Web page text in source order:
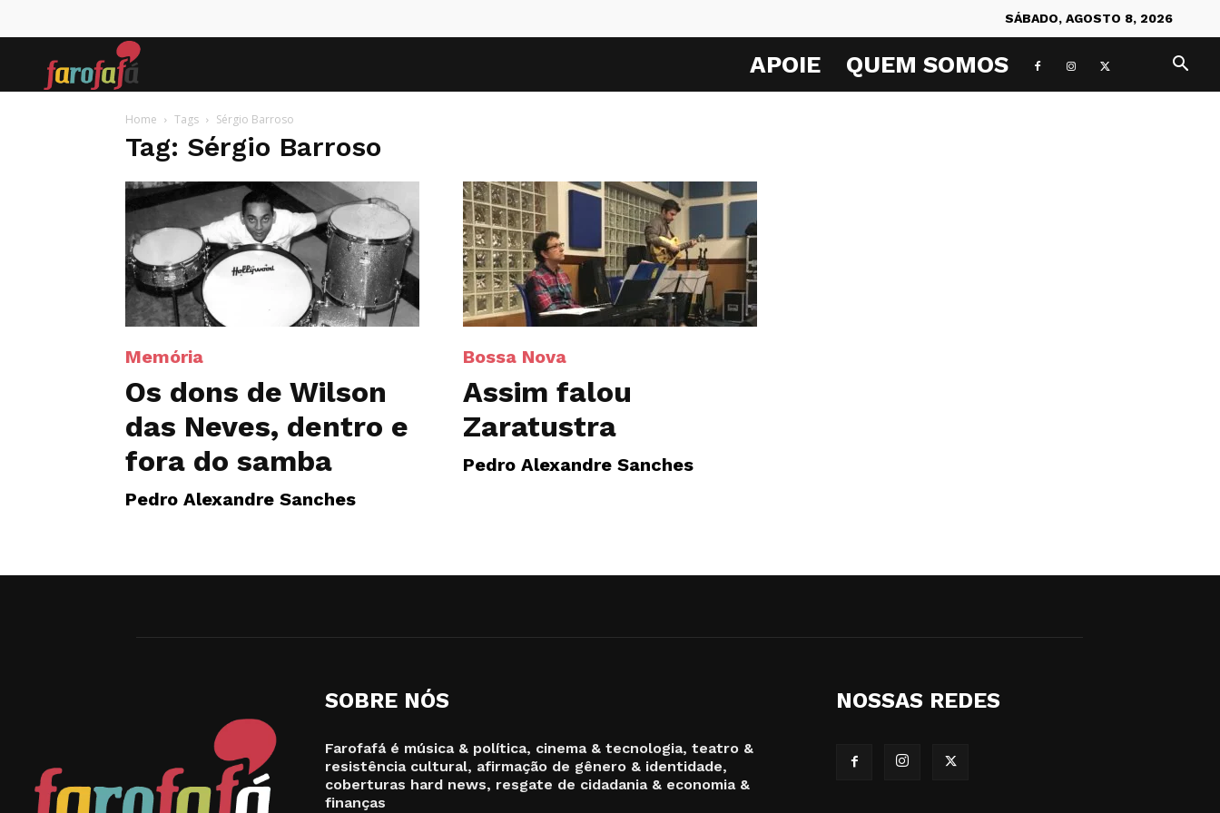
SÁBADO, AGOSTO 8, 2026
APOIE QUEM SOMOS
Home Tags Sérgio Barroso
Tag: Sérgio Barroso
Memória
Os dons de Wilson
das Neves, dentro e
fora do samba
Pedro Alexandre Sanches
Bossa Nova
Assim falou
Zaratustra
Pedro Alexandre Sanches
SOBRE NÓS
Farofafá é música & política, cinema & tecnologia, teatro &
resistência cultural, afirmação de gênero & identidade,
coberturas hard news, resgate de cidadania & economia &
finanças
NOSSAS REDES